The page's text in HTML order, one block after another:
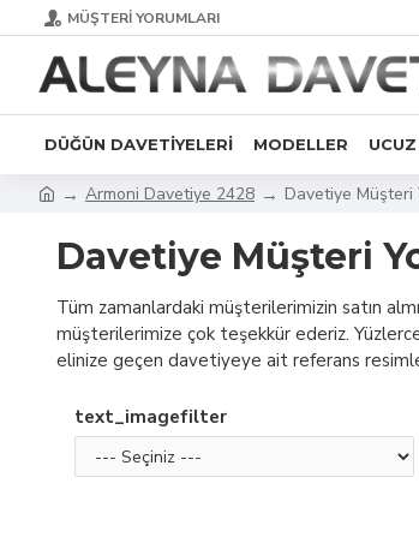
MÜŞTERI YORUMLARI
DÜĞÜN DAVETIYELERI MODELLER
Armoni Davetiye 2428 Davetiye Müşteri
Davetiye Müşteri
Tüm zamanlardaki müşterilerimizin satın
müşterilerimize çok teşekkür ederiz.
elinize geçen davetiyeye ait referans
text_imagefilter